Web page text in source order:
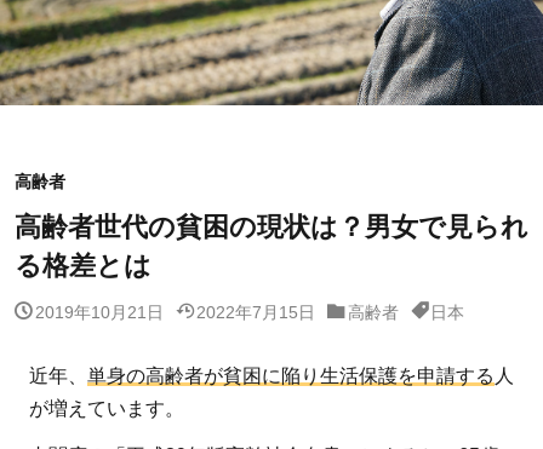
高齢者
高齢者世代の貧困の現状は？男女で見られ
る格差とは
2019年10月21日 2022年7月15日 高齢者 日本
近年、 単身の高齢者が貧困に陥り生活保護を申請する 人
が増えています。